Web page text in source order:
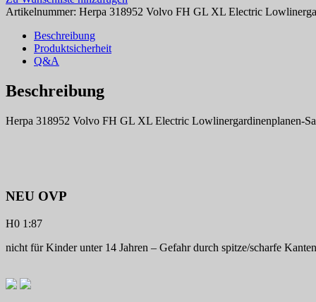
Artikelnummer: Herpa 318952 Volvo FH GL XL Electric
Beschreibung
Produktsicherheit
Q&A
Beschreibung
Herpa 318952 Volvo FH GL XL Electric Lowlinergardinenplanen-
NEU OVP
H0 1:87
nicht für Kinder unter 14 Jahren – Gefahr durch spitze/scharfe